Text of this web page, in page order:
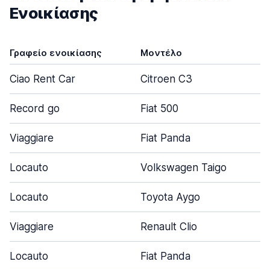
Ενοικίασης
Γραφείο ενοικίασης Μοντέλο
Ciao Rent Car Citroen C3
Record go Fiat 500
Viaggiare Fiat Panda
Locauto Volkswagen Taigo
Locauto Toyota Aygo
Viaggiare Renault Clio
Locauto Fiat Panda